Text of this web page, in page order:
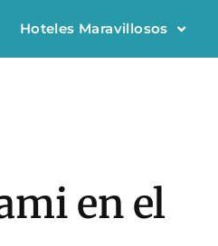
Hoteles Maravillosos
en el